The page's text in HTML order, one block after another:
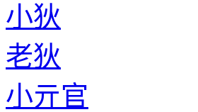
小狄
老狄
小亓官